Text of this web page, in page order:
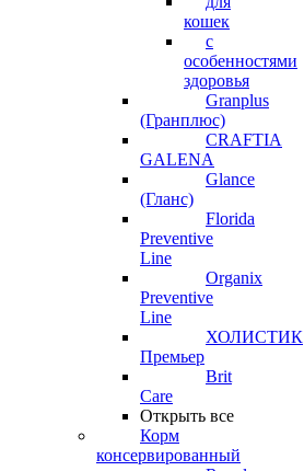
кошек
с
особенностями
здоровья
Granplus
(Гранплюс)
CRAFTIA
GALENA
Glance
(Гланс)
Florida
Preventive
Line
Organix
Preventive
Line
ХОЛИСТИК
Премьер
Brit
Care
Открыть все
Корм
консервированный